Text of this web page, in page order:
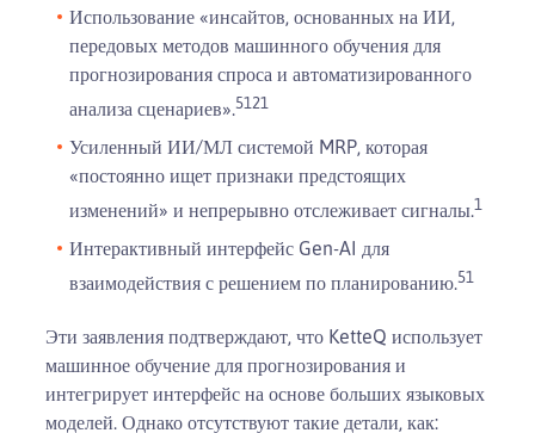
Использование «инсайтов, основанных на ИИ,
передовых методов машинного обучения для
прогнозирования спроса и автоматизированного
анализа сценариев».5121
Усиленный ИИ/МЛ системой MRP, которая
«постоянно ищет признаки предстоящих
изменений» и непрерывно отслеживает сигналы.1
Интерактивный интерфейс Gen-AI для
взаимодействия с решением по планированию.51
Эти заявления подтверждают, что KetteQ использует
машинное обучение для прогнозирования и
интегрирует интерфейс на основе больших языковых
моделей. Однако отсутствуют такие детали, как: